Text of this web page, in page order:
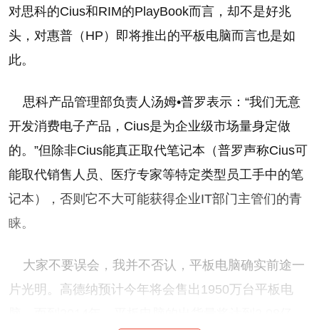
对思科的Cius和RIM的PlayBook而言，却不是好兆
头，对惠普（HP）即将推出的平板电脑而言也是如
此。
思科产品管理部负责人汤姆•普罗表示：“我们无意
开发消费电子产品，Cius是为企业级市场量身定做
的。”但除非Cius能真正取代笔记本（普罗声称Cius可
能取代销售人员、医疗专家等特定类型员工手中的笔
记本），否则它不大可能获得企业IT部门主管们的青
睐。
大家不要误会，我并不否认，平板电脑确实前途一
片光明。高德纳预计今年将会售出1950万台平板电